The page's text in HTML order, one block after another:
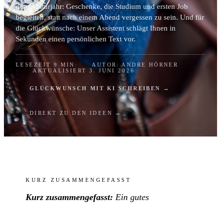
dem Abiturjahr: Geschenke, die Studium und ersten Job
begleiten, statt nach einem Abend vergessen zu sein. Und für
die Glückwünsche: Unser Assistent schlägt Ihnen in
Sekunden einen persönlichen Text vor.
LESEZEIT 9 MIN
AUTOR: ANDRE HÖRNER
AKTUALISIERT 3. JUNI 2026
GLÜCKWUNSCH MIT KI SCHREIBEN →
DIREKT ZU DEN IDEEN →
KURZ ZUSAMMENGEFASST
Kurz zusammengefasst: Ein gutes